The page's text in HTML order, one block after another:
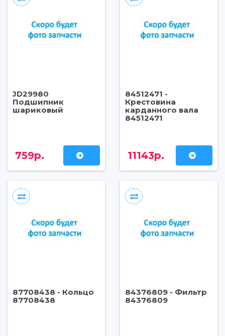
JD29980
Подшипник
шариковый
759р.
84512471 -
Крестовина
карданного вала
84512471
11143р.
87708438 - Кольцо
87708438
84376809 - Фильтр
84376809